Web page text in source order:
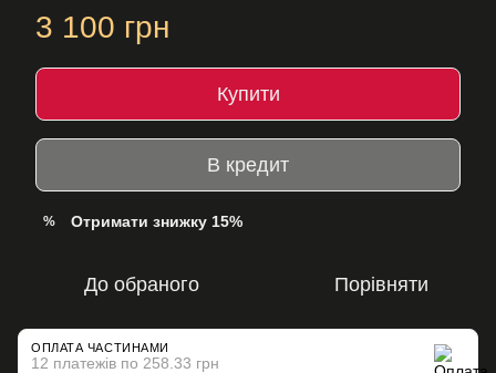
3 100 грн
Купити
В кредит
% Отримати знижку 15%
До обраного Порівняти
ОПЛАТА ЧАСТИНАМИ
12 платежів по 258.33 грн